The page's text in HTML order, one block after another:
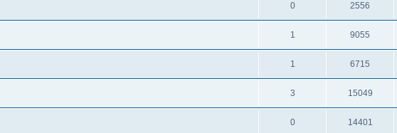
0 2556
1 9055
1 6715
3 15049
0 14401